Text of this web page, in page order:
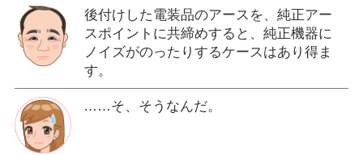
後付けした電装品のアースを、純正アー
スポイントに共締めすると、純正機器に
ノイズがのったりするケースはあり得ま
す。
……そ、そうなんだ。